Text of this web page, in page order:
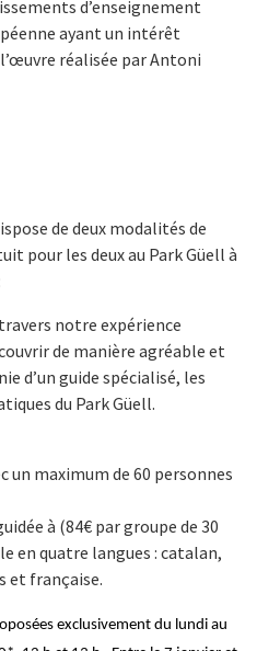
d’enseignement
ayant un intérêt
réalisée par Antoni
de deux modalités de
pour les deux au Park Güell à
notre expérience
de manière agréable et
d’un guide spécialisé, les
du Park Güell.
un maximum de 60 personnes
à (84€ par groupe de 30
en quatre langues : catalan,
et française.
exclusivement du lundi au